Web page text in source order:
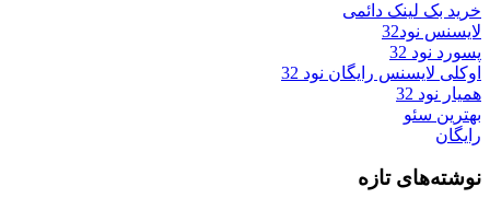
خرید بک لینک دائمی
لایسنس نود32
پسورد نود 32
اوکلی لایسنس رایگان نود 32
همیار نود 32
بهترین سئو
رایگان
نوشته‌های تازه